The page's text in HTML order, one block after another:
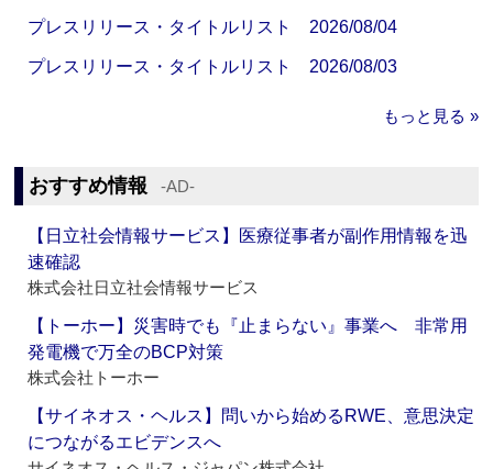
プレスリリース・タイトルリスト 2026/08/04
プレスリリース・タイトルリスト 2026/08/03
もっと見る »
おすすめ情報 ‐AD‐
【日立社会情報サービス】医療従事者が副作用情報を迅
速確認
株式会社日立社会情報サービス
【トーホー】災害時でも『止まらない』事業へ 非常用
発電機で万全のBCP対策
株式会社トーホー
【サイネオス・ヘルス】問いから始めるRWE、意思決定
につながるエビデンスへ